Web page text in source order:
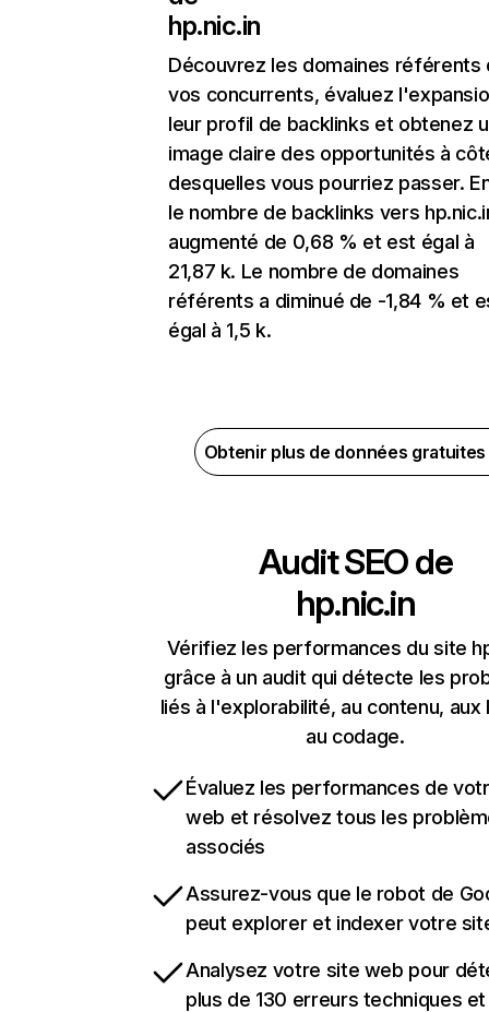
hp.nic.in
Découvrez les domaines référents
vos concurrents, évaluez
leur profil de backlinks et obtenez
image claire des opportunités à
desquelles vous pourriez passer.
le nombre de backlinks vers
augmenté de 0,68 % et est égal à
21,87 k. Le nombre de domaines
référents a diminué de -1,84 % et
égal à 1,5 k.
Obtenir plus de données
Audit SEO de
hp.nic.in
Vérifiez les performances du site
grâce à un audit qui détecte les
liés à l'explorabilité, au contenu, aux
au codage.
Évaluez les performances de
web et résolvez tous les
associés
Assurez-vous que le robot de
peut explorer et indexer votre
Analysez votre site web pour
plus de 130 erreurs techniques et